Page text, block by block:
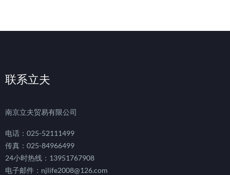
联系立夫
南京立夫贸易有限公司
电话：025-52111499
传真：025-84966499
24小时热线：13951767908
电子邮件：njlife2008@126.com